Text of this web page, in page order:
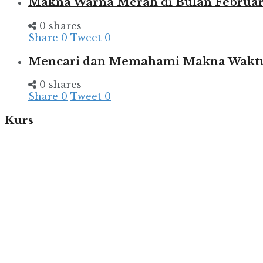
0 shares
Share 0 Tweet 0
Mencari dan Memahami Makna
0 shares
Share 0 Tweet 0
Kurs